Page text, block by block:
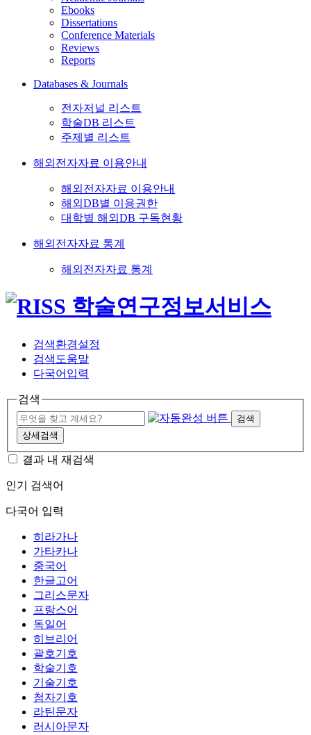
Ebooks
Dissertations
Conference Materials
Reviews
Reports
Databases & Journals
전자저널 리스트
학술DB 리스트
주제별 리스트
해외전자자료 이용안내
해외전자자료 이용안내
해외DB별 이용권한
대학별 해외DB 구독현황
해외전자자료 통계
해외전자자료 통계
검색환경설정
검색도움말
다국어입력
검색
검색
상세검색
결과 내 재검색
인기 검색어
다국어 입력
히라가나
가타카나
중국어
한글고어
그리스문자
프랑스어
독일어
히브리어
괄호기호
학술기호
기술기호
첨자기호
라틴문자
러시아문자